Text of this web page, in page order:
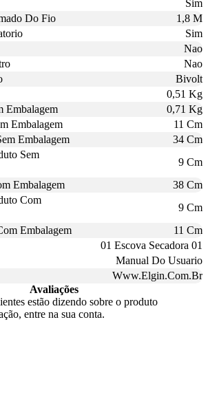
Sim
Do Fio
1,8 M
Sim
Nao
Nao
Bivolt
0,51 Kg
Embalagem
0,71 Kg
Embalagem
11 Cm
Embalagem
34 Cm
Sem
9 Cm
Embalagem
38 Cm
Com
9 Cm
Embalagem
11 Cm
01 Escova Secadora 01
Manual Do Usuario
Www.Elgin.Com.Br
Avaliações
estão dizendo sobre o produto
entre na sua conta.